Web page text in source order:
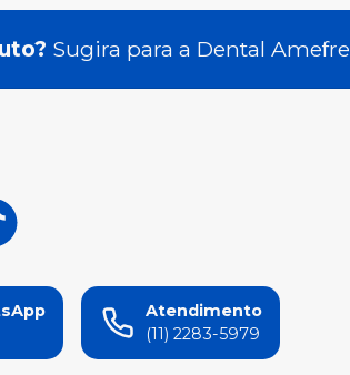
Sugira para a Dental Amefre
Atendimento
(11) 2283-5979